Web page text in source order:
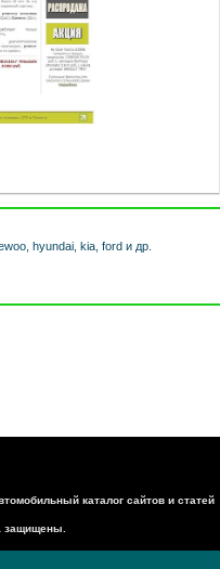
hyundai, kia, ford и др.
каталог сайтов и статей
защищены.